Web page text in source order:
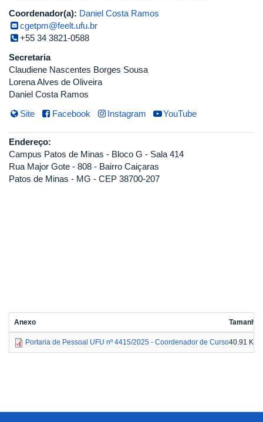
Coordenador(a): Daniel Costa Ramos
cgetpm@feelt.ufu.br
+55 34 3821-0588
Secretaria
Claudiene Nascentes Borges Sousa
Lorena Alves de Oliveira
Daniel Costa Ramos
Site
Facebook Instagram YouTube
Endereço:
Campus Patos de Minas - Bloco G - Sala 414
Rua Major Gote - 808 - Bairro Caiçaras
Patos de Minas - MG - CEP 38700-207
Anexo Tamanho
Portaria de Pessoal UFU nº 4415/2025 - Coordenador de Curso40.91 KB